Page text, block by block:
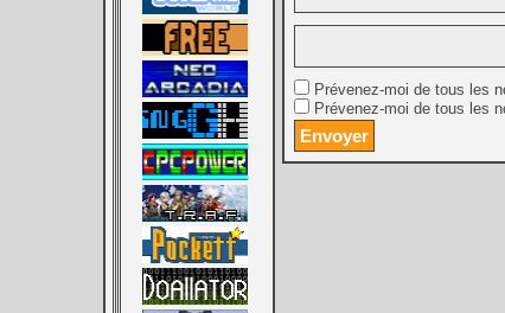
Prévenez-moi de tous les
Prévenez-moi de tous les